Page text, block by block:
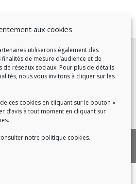
aux cookies
utiliserons également des
de mesure d’audience et de
réseaux sociaux. Pour plus de détails
nous vous invitons à cliquer sur les
ces cookies en cliquant sur le bouton «
d’avis à tout moment en cliquant sur
notre politique cookies.